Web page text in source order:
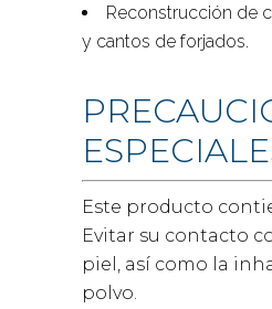
Reconstrucción de
y cantos de forjados.
Este producto
Evitar su contacto
piel, así como la
polvo.